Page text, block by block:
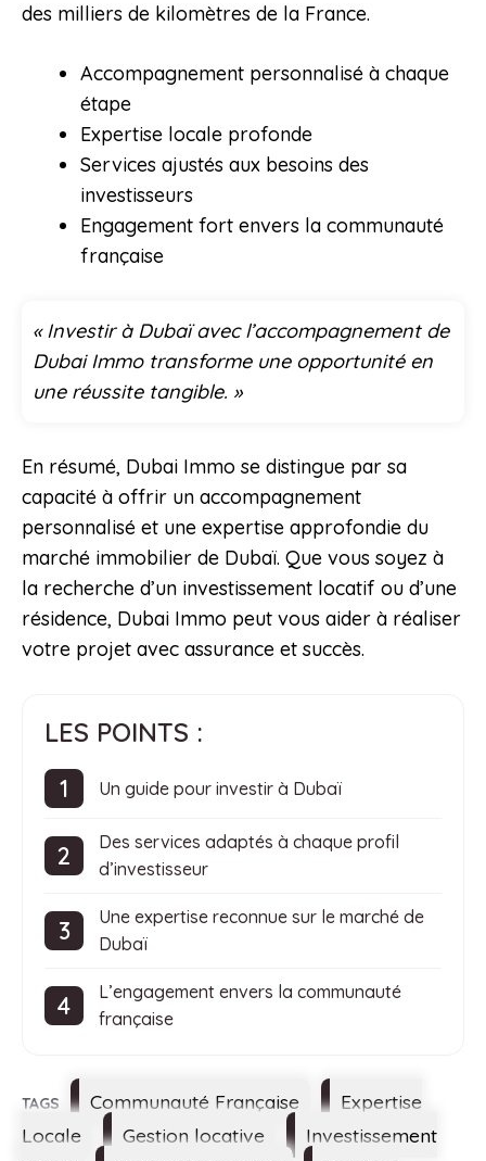
des milliers de kilomètres de la France.
Accompagnement personnalisé à chaque
étape
Expertise locale profonde
Services ajustés aux besoins des
investisseurs
Engagement fort envers la communauté
française
« Investir à Dubaï avec l’accompagnement de
Dubai Immo transforme une opportunité en
une réussite tangible. »
En résumé, Dubai Immo se distingue par sa
capacité à offrir un accompagnement
personnalisé et une expertise approfondie du
marché immobilier de Dubaï. Que vous soyez à
la recherche d’un investissement locatif ou d’une
résidence, Dubai Immo peut vous aider à réaliser
votre projet avec assurance et succès.
LES POINTS :
Un guide pour investir à Dubaï
Des services adaptés à chaque profil
d’investisseur
Une expertise reconnue sur le marché de
Dubaï
L’engagement envers la communauté
française
Étiquettes
Communauté Française
Expertise
Locale
Gestion locative
Investissement